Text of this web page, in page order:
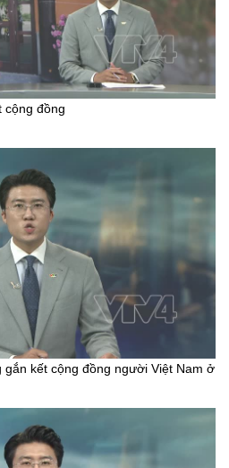
cộng đồng
kết cộng đồng người Việt Nam ở